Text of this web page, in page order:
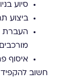
סיוע
ביצוע
העברת
מורכבים
איסוף
חשוב להקפיד